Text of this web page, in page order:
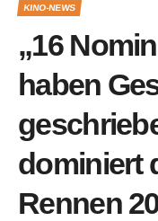
KINO-NEWS
„16
haben
dominiert
Rennen